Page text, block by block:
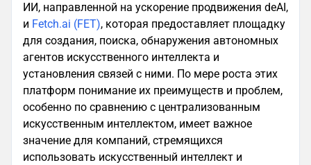
ИИ, направленной на ускорение продвижения deAI,
и Fetch.ai (FET), которая предоставляет площадку
для создания, поиска, обнаружения автономных
агентов искусственного интеллекта и
установления связей с ними. По мере роста этих
платформ понимание их преимуществ и проблем,
особенно по сравнению с централизованным
искусственным интеллектом, имеет важное
значение для компаний, стремящихся
использовать искусственный интеллект и